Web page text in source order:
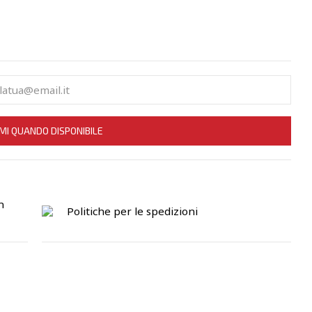
QUANDO DISPONIBILE
Politiche per le spedizioni